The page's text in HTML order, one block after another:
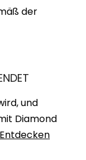
der
und
Diamond
Entdecken